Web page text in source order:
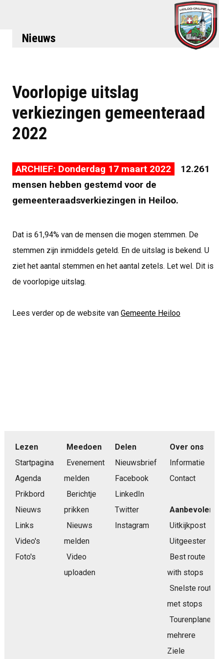
Nieuws
Voorlopige uitslag
verkiezingen gemeenteraad
2022
ARCHIEF: Donderdag 17 maart 2022
12.261
mensen hebben gestemd voor de
gemeenteraadsverkiezingen in Heiloo.
Dat is 61,94% van de mensen die mogen stemmen. De
stemmen zijn inmiddels geteld. En de uitslag is bekend. U
ziet het aantal stemmen en het aantal zetels. Let wel. Dit is
de voorlopige uitslag.
Lees verder op de website van Gemeente Heiloo
Lezen
Startpagina
Agenda
Prikbord
Nieuws
Links
Video's
Foto's
Meedoen
Evenement
melden
Berichtje
prikken
Nieuws
melden
Video
uploaden
Delen
Nieuwsbrief
Facebook
LinkedIn
Twitter
Instagram
Over ons
Informatie
Contact
Aanbevolen
Uitkijkpost
Uitgeester
Best route
with stops
Snelste route
met stops
Tourenplaner
mehrere
Ziele